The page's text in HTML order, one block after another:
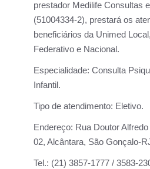
prestador Medilife Consultas
(51004334-2), prestará os
beneficiários da Unimed
Federativo e Nacional.
Especialidade: Consulta
Infantil.
Tipo de atendimento: Eletivo.
Endereço: Rua Doutor
02, Alcântara, São Gonçalo-
Tel.: (21) 3857-1777 / 3583-